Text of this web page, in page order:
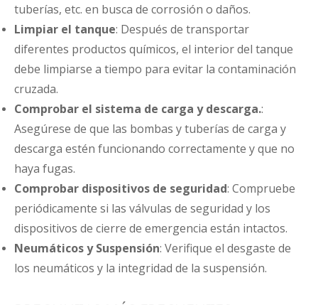
tuberías, etc. en busca de corrosión o daños.
Limpiar el tanque: Después de transportar
diferentes productos químicos, el interior del tanque
debe limpiarse a tiempo para evitar la contaminación
cruzada.
Comprobar el sistema de carga y descarga.:
Asegúrese de que las bombas y tuberías de carga y
descarga estén funcionando correctamente y que no
haya fugas.
Comprobar dispositivos de seguridad: Compruebe
periódicamente si las válvulas de seguridad y los
dispositivos de cierre de emergencia están intactos.
Neumáticos y Suspensión: Verifique el desgaste de
los neumáticos y la integridad de la suspensión.